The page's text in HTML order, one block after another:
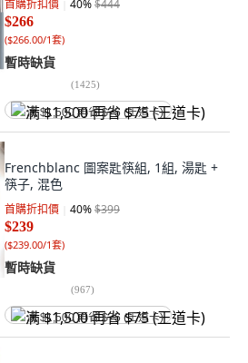
首購折扣價 40%$444
$266
($266.00/1套)
暫時缺貨
(1425)
满 $1,500 再省 $75 (王道卡)
Frenchblanc 圖案匙筷組, 1組, 湯匙 +
筷子, 混色
首購折扣價 40%$399
$239
($239.00/1套)
暫時缺貨
(967)
满 $1,500 再省 $75 (王道卡)